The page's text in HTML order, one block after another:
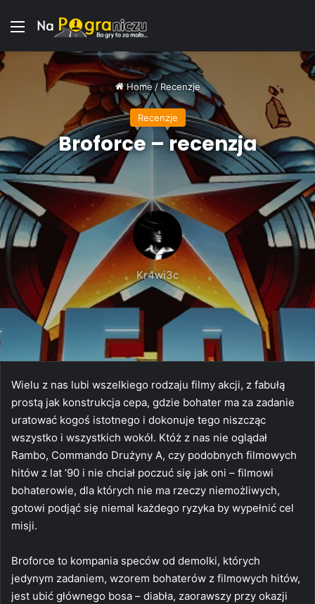
Menu
Home /Recenzje
Recenzje
Broforce – recenzja
Kr4wi3c
Wielu z nas lubi wszelkiego rodzaju filmy akcji, z fabułą
prostą jak konstrukcja cepa, gdzie bohater ma za zadanie
uratować kogoś istotnego i dokonuje tego niszcząc
wszystko i wszystkich wokół. Któż z nas nie oglądał
Rambo, Commando Drużyny A, czy podobnych filmowych
hitów z lat ’90 i nie chciał poczuć się jak oni – filmowi
bohaterowie, dla których nie ma rzeczy niemożliwych,
gotowi podjąć się niemal każdego ryzyka by wypełnić cel
misji.
Broforce to kompania speców od demolki, których
jedynym zadaniem, wzorem bohaterów z filmowych hitów,
jest ubić głównego bosa – diabła, zaorawszy przy okazji